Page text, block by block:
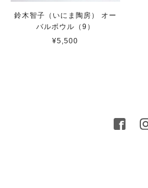
鈴木智子（いにま陶房） オー
バルボウル（9）
¥5,500